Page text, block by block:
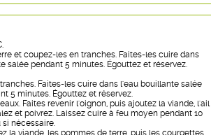
et coupez-les en tranches. Faites-les cuire dans
salée pendant 5 minutes. Égouttez et réservez.
Faites-les cuire dans l'eau bouillante salée
5 minutes. Égouttez et réservez.
Faites revenir l'oignon, puis ajoutez la viande, l'ail
et poivrez. Laissez cuire à feu moyen pendant 10
si nécessaire.
la viande, les pommes de terre, puis les courgettes.